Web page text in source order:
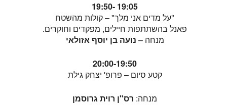
19:05 -19:50
"על מדים אני מלך" – קולות מהשטח
פאנל בהשתתפות חיילים, מפקדים וחוקרים.
מנחה –נועה בן יוסף אזולאי
20:00-19:50
קטע סיום – פרופ' יצחק גילת
מנחה: רס"ן רוית גרוסמן